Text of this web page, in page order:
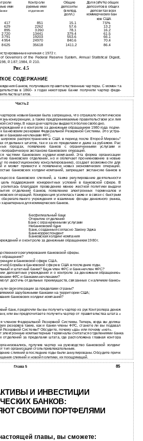
Контроли­ Общие
Доля (в%%) общих
ими руемые ими депозиты
депозитов в общих
отделения (в млрд.
депозитах всех
долл.)
коммерческих бан­
ков США
417 851 15.1
7.5%
629 2262 57.6
13.2
895 3260 78.1
16.2
2720 13441 379.4
61.5
3791 19203 553.6
66.1
4954 24970 840.6
70.4
8625 35618 1411.2
86.4
начиная с 1972 г.
Governors of the Federal Reserve System, Annual Statistical Digest,
P. 187; 1984, P. 210.
Рис. 4.5
СОДЕРЖАНИЕ
банков, получивших правительственные чартеры. С момен­ та
в 1860- х годах некоторые банки получили чартер феде­
штатов.
Часть 2
новым банкам была запрещена, что отражало политическое
конкуренции, а также предпринимаемые правительством уси­ лия
системы. В наши дни чартеры выдаются более свободно.
и о контроле за денежным обращением 1980 года подчи­
банковским резервам Федеральной Резервной Системы. Это устра­
и банками-нечленами ФРС.
широкое распространение в США в период после Второй Мирово»"
отдельных штатов, так и за их пределами и даже за рубежом. Рас
городах, появление банков с ограниченными услугами и
экспансию банковских операций.
частями банковскиххолдинг-компаний. Эта форма организации
банковских отделений, но и облегчает проникновение в новые
по инвестиционному консультированию), создает возможности для
и может привести к появлению новых экономических операций.
банковских холдинг-компаний, запрещает экспансию банков в
банковских слияний, а также регулирование деятельности
цель поддержания конкурентных условий в банковской сфере. В
благодаря проведению менее жесткой политики выдачи
отделений банков, появлению электронных терминалов и
операций. Конкуренция усилилась также и в связи с быстрым
сберегательного учреждения и взаимные фонды денежного рынка,
для коммерческих банков.
Бесфилиальный банк
Открытие отделений
Банк с ограниченными услугами
Небанковский банк
Банк, созданный согласно Закону Эджа
Банк-корреспондент
Банковская холдинг-компания
и о контроле за денежным обращением 1980 г.
регулирования банковской сферы.
обращения?
в банковской сфере США.
борьбы в банковской сфере в США в последние годы.
и штатный банки? Банк-член ФРС и банк-нечлен ФРС?
депозитных учреждений и о контроле за денежным обращение»
ФРС и банками-нечленами?
достичь отдельных преимуществ, связанных с наличием банко»
свои операции за пределами страны?
зарубежными банками на территории США;
банковскиххолдинг-компаний?
банк, предпочли бы вы получить чартер из рук Контролера денеж
или вы предпочитаете получить чартер от правительства штата »
членом Федеральной Резервной Системы. Теперь, когда вы должш
резервов такие, как ибанки-члены ФРС, станете ли вы подавал
Резервной Системы? Обсудите, почему «да» или почему «нет».
электронные компьютерные терминалы считаться отделениями банка
отделений за пределами штата, где расположена главная контора
получив чартер на руководство банковской холдинг
тип организаций столь привлекательным.
слияний в последние годы были аннулированы. Обсудите причк
слияний и новой политики, их поощряющей.
Глава 5 85
И ИНВЕСТИЦИИ
БАНКОВ:
СВОИМИ ПОРТФЕЛЯМИ
главы, вы сможете: